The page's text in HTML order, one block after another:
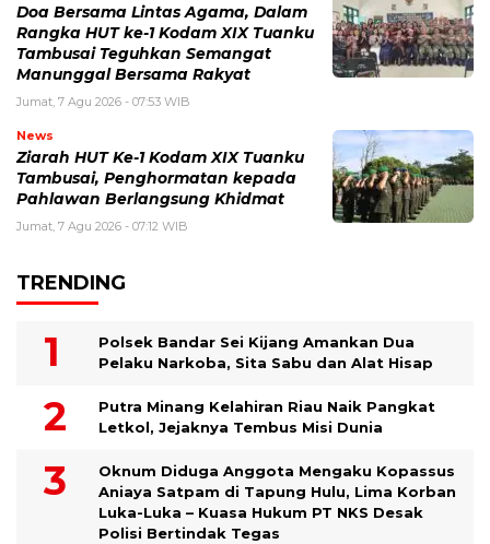
Doa Bersama Lintas Agama, Dalam
Rangka HUT ke-1 Kodam XIX Tuanku
Tambusai Teguhkan Semangat
Manunggal Bersama Rakyat
Jumat, 7 Agu 2026 - 07:53 WIB
News
Ziarah HUT Ke-1 Kodam XIX Tuanku
Tambusai, Penghormatan kepada
Pahlawan Berlangsung Khidmat
Jumat, 7 Agu 2026 - 07:12 WIB
TRENDING
Polsek Bandar Sei Kijang Amankan Dua
Pelaku Narkoba, Sita Sabu dan Alat Hisap
Putra Minang Kelahiran Riau Naik Pangkat
Letkol, Jejaknya Tembus Misi Dunia
Oknum Diduga Anggota Mengaku Kopassus
Aniaya Satpam di Tapung Hulu, Lima Korban
Luka-Luka – Kuasa Hukum PT NKS Desak
Polisi Bertindak Tegas